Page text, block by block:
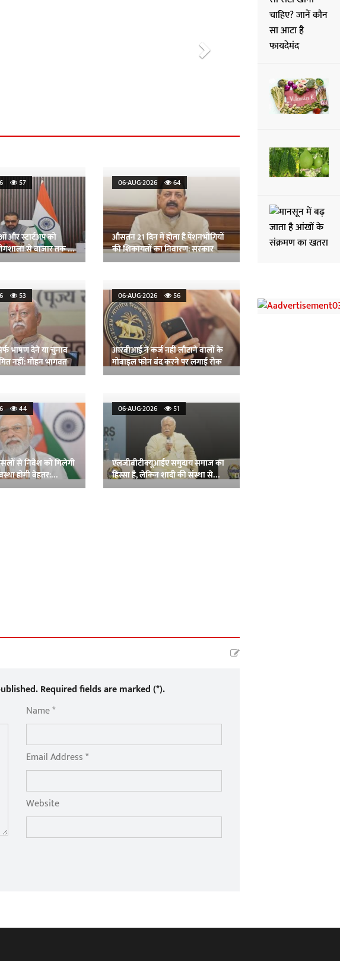
N
57
और स्टार्टअप को
से बाजार तक ले
06-AUG-2026 64
औसतन 21 दिन में होता है पेंशनभोगियों
की शिकायतों का निवारण: सरकार
53
भाषण देने या चुनाव
नहीं: मोहन भागवत
06-AUG-2026 56
आरबीआई ने कर्ज नहीं लौटाने वालों के
मोबाइल फोन बंद करने पर लगाई रोक
44
से निवेश को मिलेगी
होगी बेहतर:
06-AUG-2026 51
एलजीबीटीक्यूआईए समुदाय समाज का
हिस्सा है, लेकिन शादी की संस्था से
छेड़छाड़ नहीं की जानी चाहिए: भागवत
Required fields are marked (*).
Name *
Email Address *
Website